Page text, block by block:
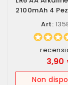
2100mAh 4
135800)Art:
3,90
Non